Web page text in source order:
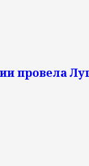
провела